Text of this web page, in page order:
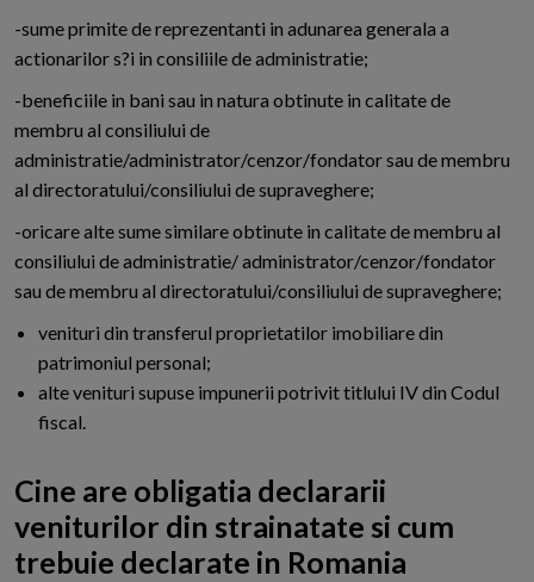
-sume primite de reprezentanti in adunarea generala a
actionarilor s?i in consiliile de administratie;
-beneficiile in bani sau in natura obtinute in calitate de
membru al consiliului de
administratie/administrator/cenzor/fondator sau de membru
al directoratului/consiliului de supraveghere;
-oricare alte sume similare obtinute in calitate de membru al
consiliului de administratie/ administrator/cenzor/fondator
sau de membru al directoratului/consiliului de supraveghere;
venituri din transferul proprietatilor imobiliare din
patrimoniul personal;
alte venituri supuse impunerii potrivit titlului IV din Codul
fiscal.
Cine are obligatia declararii
veniturilor din strainatate si cum
trebuie declarate in Romania